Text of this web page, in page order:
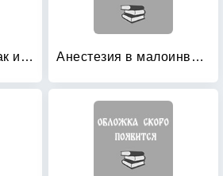
Анестезиология: Как избежать ошибок Анестезия в малоинвазивной хирургии